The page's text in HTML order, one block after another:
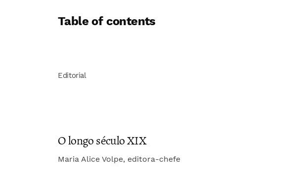
Table of contents
Editorial
O longo século XIX
Maria Alice Volpe, editora-chefe